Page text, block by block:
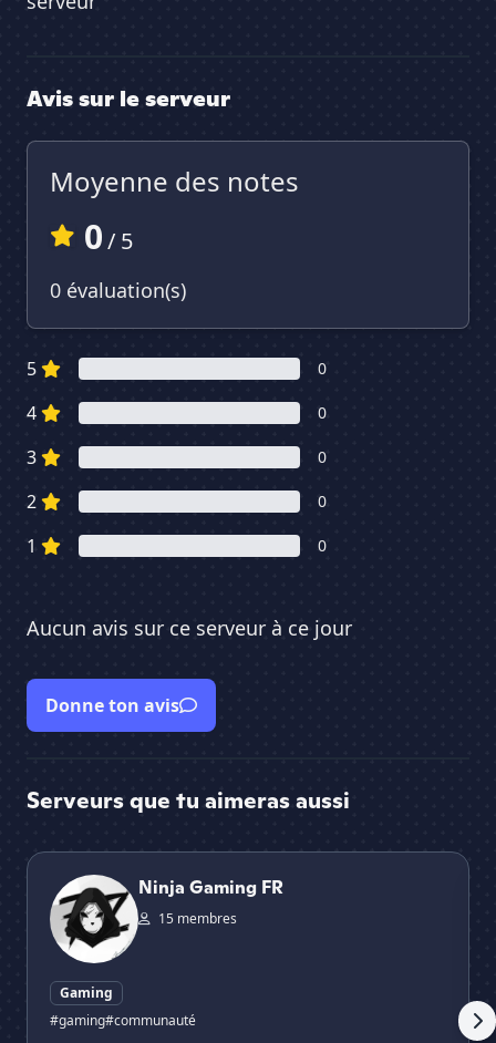
Avis sur le serveur
Moyenne des notes
0/ 5
0 évaluation(s)
5 0
4 0
3 0
2 0
1 0
Aucun avis sur ce serveur à ce jour
Donne ton avis
Serveurs que tu aimeras aussi
Ninja Gaming FR
Ninja Gaming FR
15 membres
Gaming
#gaming#communauté